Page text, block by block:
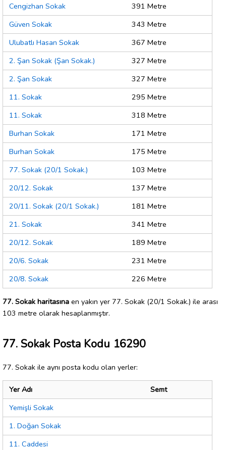
Cengizhan Sokak
391 Metre
Güven Sokak
343 Metre
Ulubatlı Hasan Sokak
367 Metre
2. Şan Sokak (Şan Sokak.)
327 Metre
2. Şan Sokak
327 Metre
11. Sokak
295 Metre
11. Sokak
318 Metre
Burhan Sokak
171 Metre
Burhan Sokak
175 Metre
77. Sokak (20/1 Sokak.)
103 Metre
20/12. Sokak
137 Metre
20/11. Sokak (20/1 Sokak.)
181 Metre
21. Sokak
341 Metre
20/12. Sokak
189 Metre
20/6. Sokak
231 Metre
20/8. Sokak
226 Metre
77. Sokak haritasına en yakın yer 77. Sokak (20/1 Sokak.) ile arası
103 metre olarak hesaplanmıştır.
77. Sokak Posta Kodu 16290
77. Sokak ile aynı posta kodu olan yerler:
Yer Adı
Semt
Yemişli Sokak
1. Doğan Sokak
11. Caddesi